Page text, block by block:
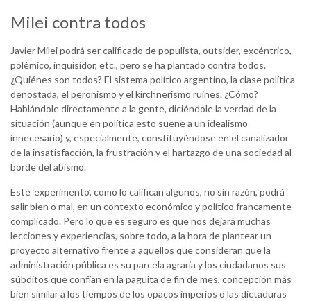
Milei contra todos
Javier Milei podrá ser calificado de populista, outsider, excéntrico,
polémico, inquisidor, etc., pero se ha plantado contra todos.
¿Quiénes son todos? El sistema político argentino, la clase política
denostada, el peronismo y el kirchnerismo ruines. ¿Cómo?
Hablándole directamente a la gente, diciéndole la verdad de la
situación (aunque en política esto suene a un idealismo
innecesario) y, especialmente, constituyéndose en el canalizador
de la insatisfacción, la frustración y el hartazgo de una sociedad al
borde del abismo.
Este ‘experimento’, como lo califican algunos, no sin razón, podrá
salir bien o mal, en un contexto económico y político francamente
complicado. Pero lo que es seguro es que nos dejará muchas
lecciones y experiencias, sobre todo, a la hora de plantear un
proyecto alternativo frente a aquellos que consideran que la
administración pública es su parcela agraria y los ciudadanos sus
súbditos que confían en la paguita de fin de mes, concepción más
bien similar a los tiempos de los opacos imperios o las dictaduras